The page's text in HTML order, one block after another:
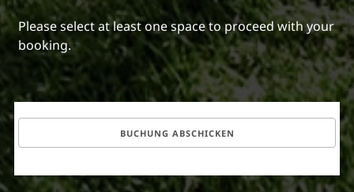
Please select at least one space to proceed with your
booking.